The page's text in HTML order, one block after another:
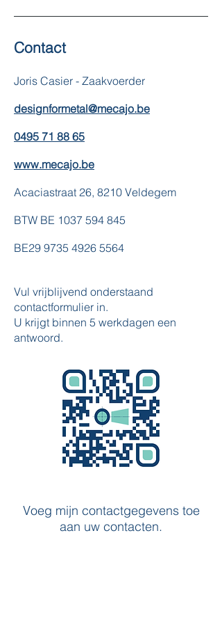
Contact
Joris Casier - Zaakvoerder
designformetal@mecajo.be
0495 71 88 65
www.mecajo.be
Acaciastraat 26, 8210 Veldegem
BTW BE 1037 594 845
BE29 9735 4926 5564
Vul vrijblijvend onderstaand
contactformulier in.
U krijgt binnen 5 werkdagen een
antwoord.
Voeg mijn contactgegevens toe
aan uw contacten.